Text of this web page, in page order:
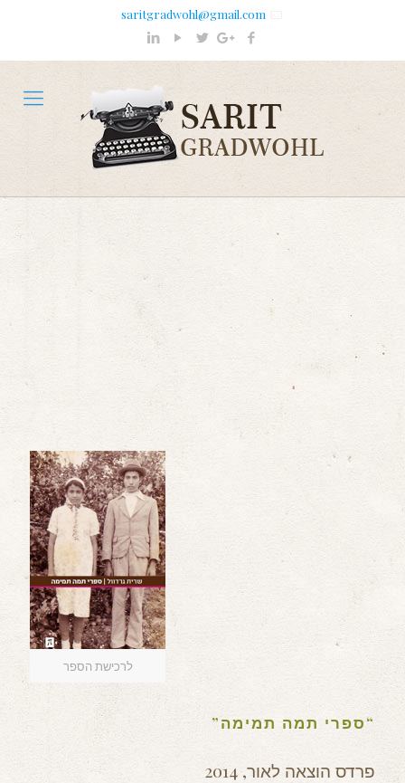
saritgradwohl@gmail.com
לרכישת הספר
“ספרי תמה תמימה”
פרדס הוצאה לאור, 2014